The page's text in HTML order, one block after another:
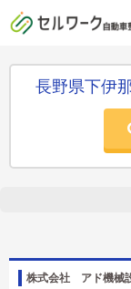
長野県下伊
株式会社 アド機械